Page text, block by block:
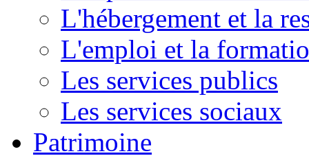
L'hébergement et la
L'emploi et la
Les services publics
Les services sociaux
Patrimoine